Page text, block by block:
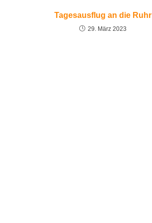
Tagesausflug an die Ruhr
29. März 2023